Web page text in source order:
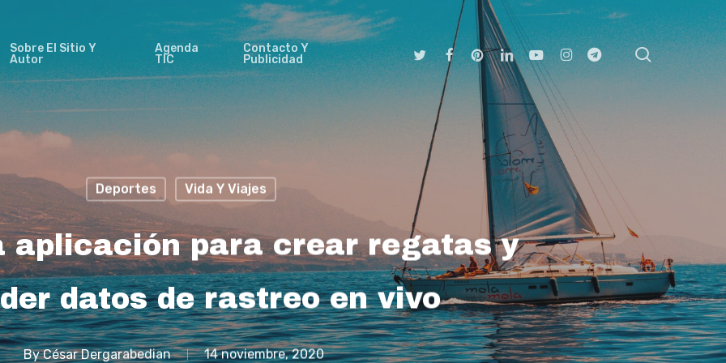
Sobre El Sitio Y
Autor
Agenda
TIC
Contacto Y
Publicidad
TwitterFacebookPinterestLinkedinYoutubeInstagram
Telegram search
Deportes Vida Y Viajes
aplicación para crear regatas y
datos de rastreo en vivo
By César Dergarabedian 14 noviembre, 2020